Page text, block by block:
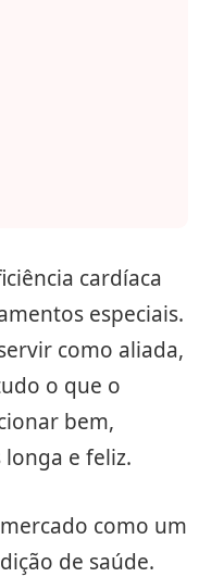
cardíaca
especiais.
como aliada,
o que o
bem,
e feliz.
como um
de saúde.